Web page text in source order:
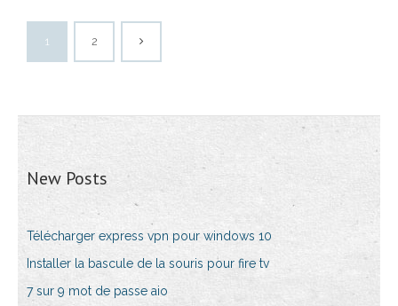
1 2
New Posts
Télécharger express vpn pour windows 10
Installer la bascule de la souris pour fire tv
7 sur 9 mot de passe aio